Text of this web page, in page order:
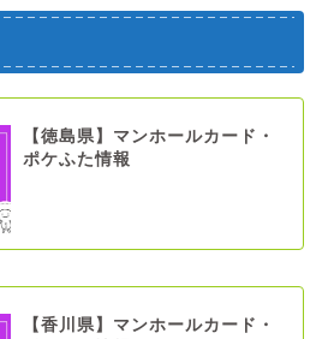
【徳島県】マンホールカード・
ポケふた情報
【香川県】マンホールカード・